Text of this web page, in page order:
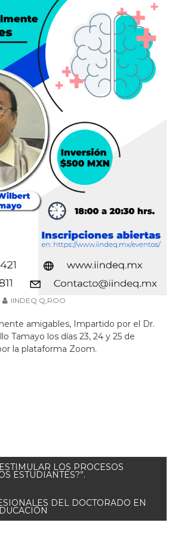
IINDEQ Q,ROO
amigables, Impartido por el Dr.
Tamayo los días 23, 24 y 25 de
la plataforma Zoom.
LOS PROCESOS
ESTUDIANTES?”.
DEL DOCTORADO EN